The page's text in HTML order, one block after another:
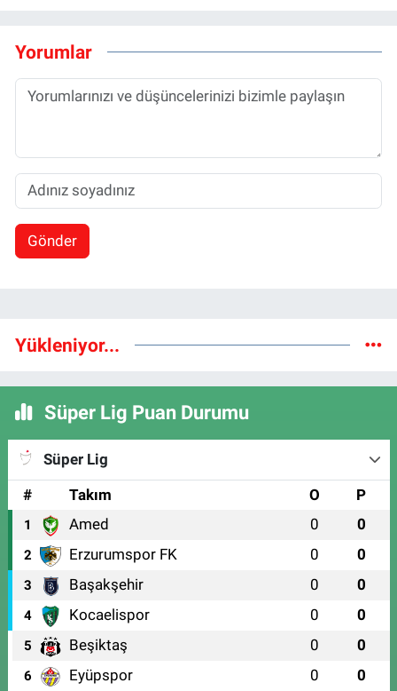
Yorumlar
Gönder
Yükleniyor...
Süper Lig Puan Durumu
Süper Lig
#
Takım O P
1 Amed 0 0
2 Erzurumspor FK 0 0
3 Başakşehir 0 0
4 Kocaelispor 0 0
5 Beşiktaş 0 0
6 Eyüpspor 0 0